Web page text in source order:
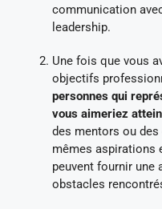
communication
leadership.
Une fois que vous
objectifs
personnes qui
vous aimeriez
des mentors ou
mêmes aspirations
peuvent fournir une
obstacles